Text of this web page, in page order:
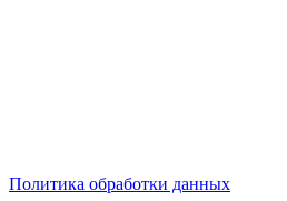
Политика обработки данных